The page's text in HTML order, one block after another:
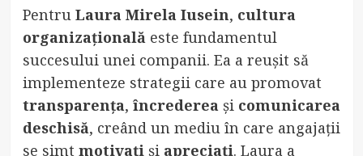
Pentru Laura Mirela Iusein, cultura
organizaționalăeste fundamentul
succesului unei companii. Ea a reușit să
implementeze strategii care au promovat
transparența, încredereași comunicarea
deschisă, creând un mediu în care angajații
se simt motivațiși apreciați. Laura a